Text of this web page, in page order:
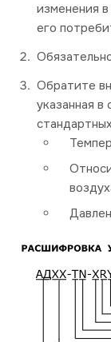
изменения
его
Обратите
указанная